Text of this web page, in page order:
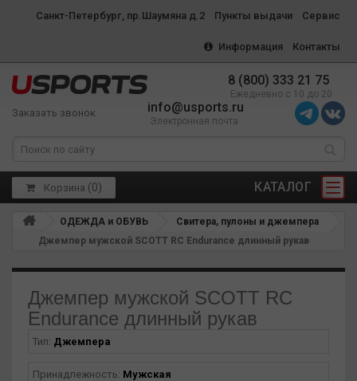
Санкт-Петербург, пр.Шаумяна д.2 Пункты выдачи Сервис
Информация Контакты
8 (800) 333 21 75
Ежедневно с 10 до 20
Заказать звонок info@usports.ru
Электронная почта
КАТАЛОГ
Корзина (0)
ОДЕЖДА и ОБУВЬ
Свитера, пулоны и джемпера
Джемпер мужской SCOTT RC Endurance длинный рукав
Джемпер мужской SCOTT RC
Endurance длинный рукав
Тип: Джемпера
Принадлежность: Мужская